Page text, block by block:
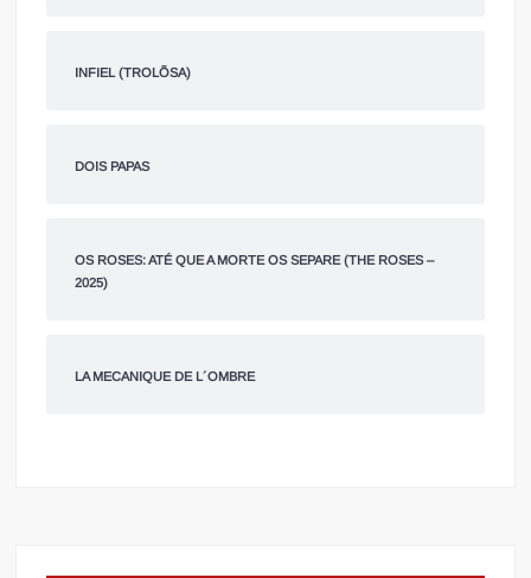
INFIEL (TROLÕSA)
DOIS PAPAS
OS ROSES: ATÉ QUE A MORTE OS SEPARE (THE ROSES –
2025)
LA MECANIQUE DE L´OMBRE